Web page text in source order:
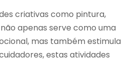
criativas como pintura,
apenas serve como uma
mas também estimula
estas atividades